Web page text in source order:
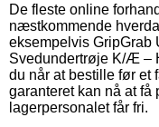
De fleste online
næstkommende
eksempelvis GripGrab
Svedundertrøje K/Æ –
du når at bestille før et
garanteret kan nå at få
lagerpersonalet får fri.